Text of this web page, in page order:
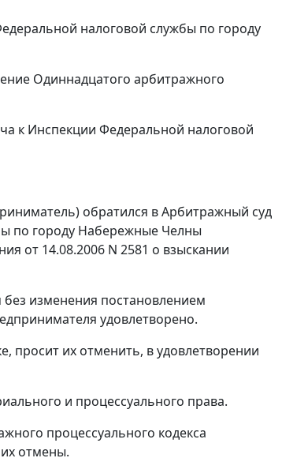
налоговой службы по городу
Одиннадцатого арбитражного
к Инспекции Федеральной налоговой
обратился в Арбитражный суд
по городу Набережные Челны
от 14.08.2006 N 2581 о взыскании
без изменения постановлением
удовлетворено.
просит их отменить, в удовлетворении
и процессуального права.
процессуального кодекса
отмены.